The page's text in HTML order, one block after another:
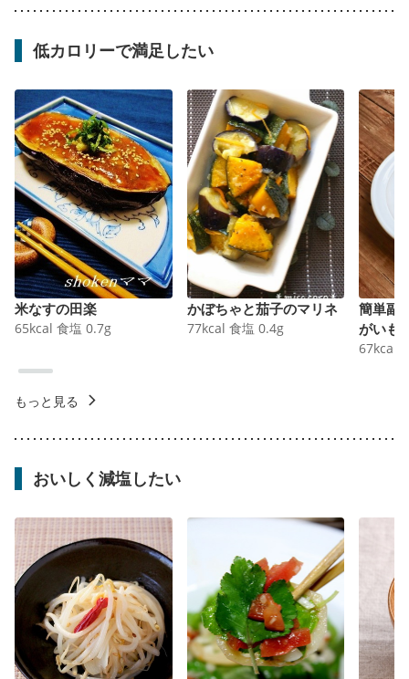
低カロリーで満足したい
米なすの田楽
65kcal 食塩 0.7g
かぼちゃと茄子のマリネ
77kcal 食塩 0.4g
簡単副
がいも
67kcal
もっと見る
おいしく減塩したい